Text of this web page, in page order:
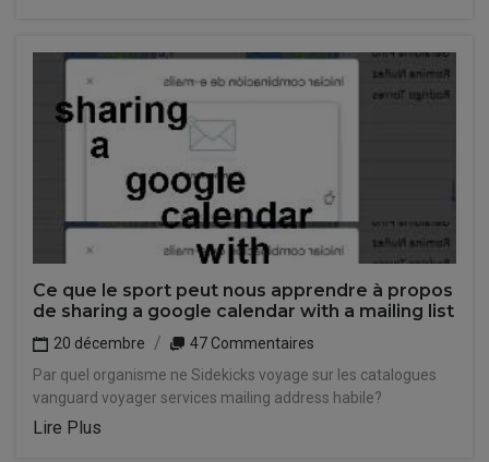
Ce que le sport peut nous apprendre à propos
de sharing a google calendar with a mailing list
20 décembre
47 Commentaires
Par quel organisme ne Sidekicks voyage sur les catalogues
vanguard voyager services mailing address habile?
Lire Plus